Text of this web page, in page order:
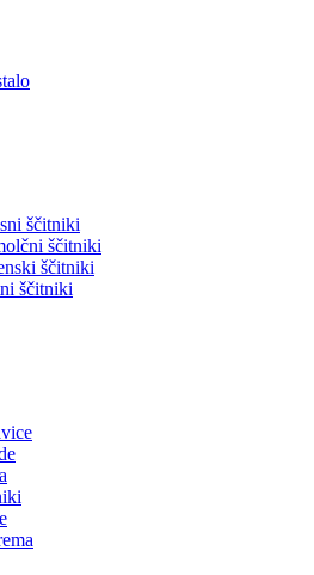
ščitniki
ščitniki
ščitniki
ščitniki